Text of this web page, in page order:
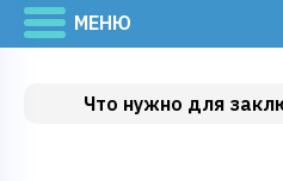
Что нужно для